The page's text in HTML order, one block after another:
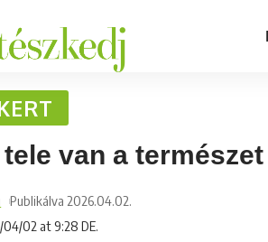
van a
02 at 9:28 DE.
Publikálva 2026.04.02.